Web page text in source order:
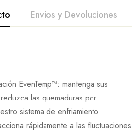
Envíos y Devoluciones
EvenTemp™: mantenga sus
las quemaduras por
sistema de enfriamiento
rápidamente a las fluctuaciones